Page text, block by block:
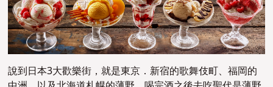
說到日本3大歡樂街，就是東京．新宿的歌舞伎町、福岡的